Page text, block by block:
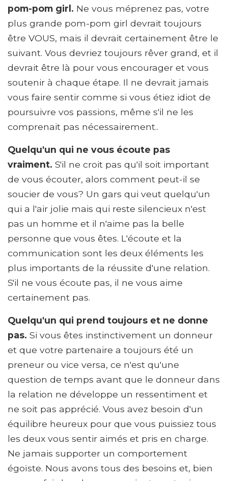
pom-pom girl. Ne vous méprenez pas, votre
plus grande pom-pom girl devrait toujours
être VOUS, mais il devrait certainement être le
suivant. Vous devriez toujours rêver grand, et il
devrait être là pour vous encourager et vous
soutenir à chaque étape. Il ne devrait jamais
vous faire sentir comme si vous étiez idiot de
poursuivre vos passions, même s'il ne les
comprenait pas nécessairement..
Quelqu'un qui ne vous écoute pas
vraiment. S'il ne croit pas qu'il soit important
de vous écouter, alors comment peut-il se
soucier de vous? Un gars qui veut quelqu'un
qui a l'air jolie mais qui reste silencieux n'est
pas un homme et il n'aime pas la belle
personne que vous êtes. L'écoute et la
communication sont les deux éléments les
plus importants de la réussite d'une relation.
S'il ne vous écoute pas, il ne vous aime
certainement pas.
Quelqu'un qui prend toujours et ne donne
pas. Si vous êtes instinctivement un donneur
et que votre partenaire a toujours été un
preneur ou vice versa, ce n'est qu'une
question de temps avant que le donneur dans
la relation ne développe un ressentiment et
ne soit pas apprécié. Vous avez besoin d'un
équilibre heureux pour que vous puissiez tous
les deux vous sentir aimés et pris en charge.
Ne jamais supporter un comportement
égoïste. Nous avons tous des besoins et, bien